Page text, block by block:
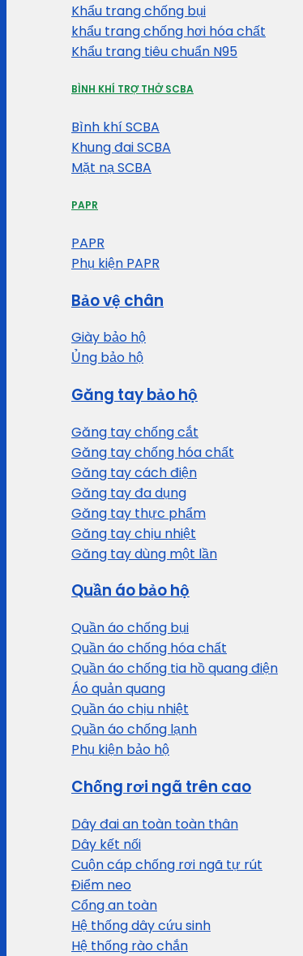
Khẩu trang chống bụi
khẩu trang chống hơi hóa chất
Khẩu trang tiêu chuẩn N95
BÌNH KHÍ TRỢ THỞ SCBA
Bình khí SCBA
Khung đai SCBA
Mặt nạ SCBA
PAPR
PAPR
Phụ kiện PAPR
Bảo vệ chân
Giày bảo hộ
Ủng bảo hộ
Găng tay bảo hộ
Găng tay chống cắt
Găng tay chống hóa chất
Găng tay cách điện
Găng tay đa dụng
Găng tay thực phẩm
Găng tay chịu nhiệt
Găng tay dùng một lần
Quần áo bảo hộ
Quần áo chống bụi
Quần áo chống hóa chất
Quần áo chống tia hồ quang điện
Áo quản quang
Quần áo chịu nhiệt
Quần áo chống lạnh
Phụ kiện bảo hộ
Chống rơi ngã trên cao
Dây đai an toàn toàn thân
Dây kết nối
Cuộn cáp chống rơi ngã tự rút
Điểm neo
Cổng an toàn
Hệ thống dây cứu sinh
Hệ thống rào chắn